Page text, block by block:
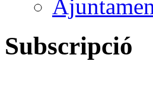
Subscripció